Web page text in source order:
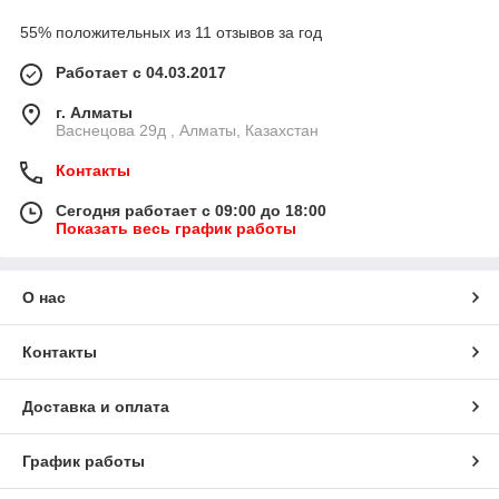
55% положительных из 11 отзывов за год
Работает с 04.03.2017
г. Алматы
Васнецова 29д , Алматы, Казахстан
Контакты
Сегодня работает с 09:00 до 18:00
Показать весь график работы
О нас
Контакты
Доставка и оплата
График работы